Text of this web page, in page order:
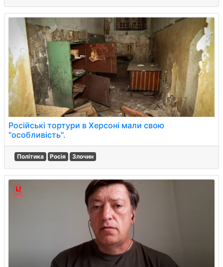
Російські тортури в Херсоні мали свою
"особливість".
Політика Росія Злочин